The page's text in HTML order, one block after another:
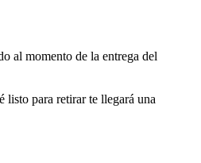
al momento de la entrega del
listo para retirar te llegará una